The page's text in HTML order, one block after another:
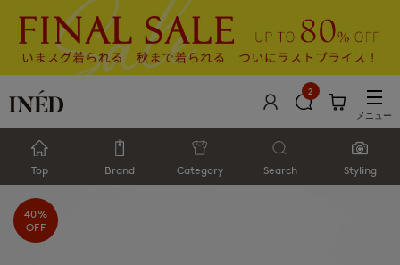
2
メニュー
Top Brand Category Search Styling
40%
OFF